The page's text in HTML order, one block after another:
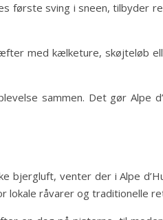
første sving i sneen, tilbyder
med kælketure, skøjteløb
sammen. Det gør Alpe
bjergluft, venter der i Alpe
råvarer og traditionelle